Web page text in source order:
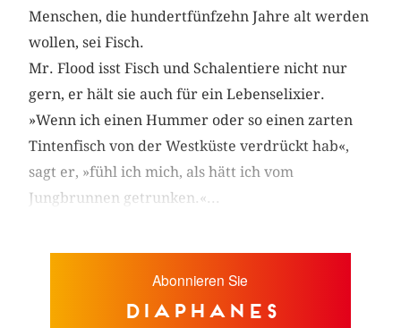
Menschen, die hundertfünfzehn Jahre alt werden
wollen, sei Fisch.
Mr. Flood isst Fisch und Schalentiere nicht nur
gern, er hält sie auch für ein Lebenselixier.
»Wenn ich einen Hummer oder so einen zarten
Tintenfisch von der Westküste verdrückt hab«,
sagt er, »fühl ich mich, als hätt ich vom
Jungbrunnen getrunken.«...
Abonnieren Sie
diaphanes